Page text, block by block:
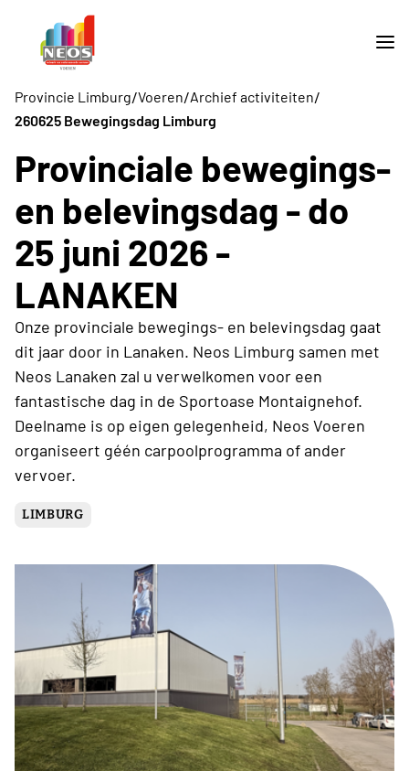
Provincie Limburg/Voeren/Archief activiteiten/
260625 Bewegingsdag Limburg
Provinciale bewegings-
en belevingsdag - do
25 juni 2026 -
LANAKEN
Onze provinciale bewegings- en belevingsdag gaat
dit jaar door in Lanaken. Neos Limburg samen met
Neos Lanaken zal u verwelkomen voor een
fantastische dag in de Sportoase Montaignehof.
Deelname is op eigen gelegenheid, Neos Voeren
organiseert géén carpoolprogramma of ander
vervoer.
LIMBURG